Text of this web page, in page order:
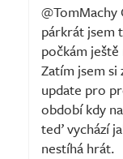
párkrát jsem
počkám
Zatím jsem
update pro
období kdy
teď vychází
nestíhá hrát.